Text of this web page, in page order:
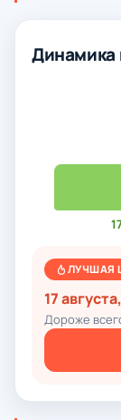
Динамика
ЛУЧШАЯ
17
Дороже